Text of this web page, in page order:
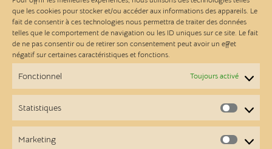
que les cookies pour stocker et/ou accéder aux informations des appareils. Le
fait de consentir à ces technologies nous permettra de traiter des données
telles que le comportement de navigation ou les ID uniques sur ce site. Le fait
de ne pas consentir ou de retirer son consentement peut avoir un effet
négatif sur certaines caractéristiques et fonctions.
Fonctionnel Toujours activé
Statistiques
Marketing
Les Ateliers Linou
Contact
A propos
Points de vente